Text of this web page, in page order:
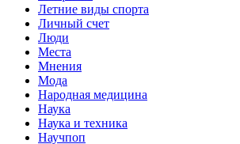
Летние виды спорта
Личный счет
Люди
Места
Мнения
Мода
Народная медицина
Наука
Наука и техника
Научпоп